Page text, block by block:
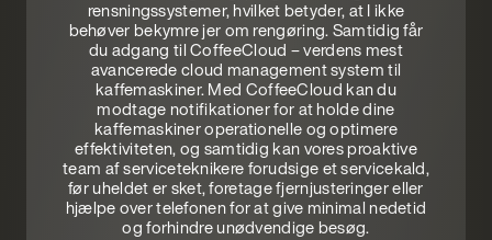
rensningssystemer, hvilket betyder, at I ikke
behøver bekymre jer om rengøring. Samtidig får
du adgang til CoffeeCloud – verdens mest
avancerede cloud management system til
kaffemaskiner. Med CoffeeCloud kan du
modtage notifikationer for at holde dine
kaffemaskiner operationelle og optimere
effektiviteten, og samtidig kan vores proaktive
team af serviceteknikere forudsige et servicekald,
før uheldet er sket, foretage fjernjusteringer eller
hjælpe over telefonen for at give minimal nedetid
og forhindre unødvendige besøg.